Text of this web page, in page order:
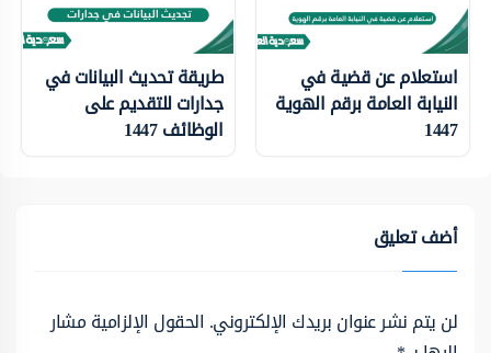
استعلام عن قضية في
النيابة العامة برقم الهوية
1447
طريقة تحديث البيانات في
جدارات للتقديم على
الوظائف 1447
أضف تعليق
لن يتم نشر عنوان بريدك الإلكتروني. الحقول الإلزامية مشار